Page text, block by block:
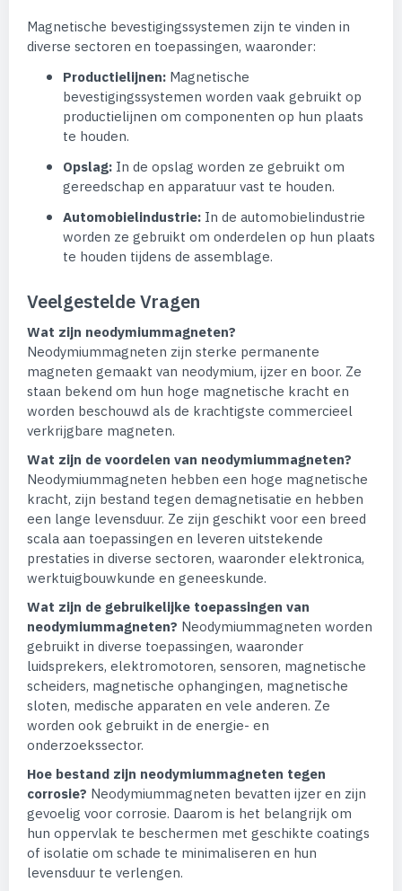
Magnetische bevestigingssystemen zijn te vinden in
diverse sectoren en toepassingen, waaronder:
Productielijnen: Magnetische
bevestigingssystemen worden vaak gebruikt op
productielijnen om componenten op hun plaats
te houden.
Opslag: In de opslag worden ze gebruikt om
gereedschap en apparatuur vast te houden.
Automobielindustrie: In de automobielindustrie
worden ze gebruikt om onderdelen op hun plaats
te houden tijdens de assemblage.
Veelgestelde Vragen
Wat zijn neodymiummagneten?
Neodymiummagneten zijn sterke permanente
magneten gemaakt van neodymium, ijzer en boor. Ze
staan bekend om hun hoge magnetische kracht en
worden beschouwd als de krachtigste commercieel
verkrijgbare magneten.
Wat zijn de voordelen van neodymiummagneten?
Neodymiummagneten hebben een hoge magnetische
kracht, zijn bestand tegen demagnetisatie en hebben
een lange levensduur. Ze zijn geschikt voor een breed
scala aan toepassingen en leveren uitstekende
prestaties in diverse sectoren, waaronder elektronica,
werktuigbouwkunde en geneeskunde.
Wat zijn de gebruikelijke toepassingen van
neodymiummagneten? Neodymiummagneten worden
gebruikt in diverse toepassingen, waaronder
luidsprekers, elektromotoren, sensoren, magnetische
scheiders, magnetische ophangingen, magnetische
sloten, medische apparaten en vele anderen. Ze
worden ook gebruikt in de energie- en
onderzoekssector.
Hoe bestand zijn neodymiummagneten tegen
corrosie? Neodymiummagneten bevatten ijzer en zijn
gevoelig voor corrosie. Daarom is het belangrijk om
hun oppervlak te beschermen met geschikte coatings
of isolatie om schade te minimaliseren en hun
levensduur te verlengen.